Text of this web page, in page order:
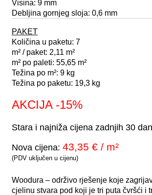
Visina: 9 mm
Debljina gornjeg sloja: 0,6 mm
PAKET
Količina u paketu: 7
m² / paket: 2,11 m²
m² po paleti: 55,65 m²
Težina po m²: 9 kg
Težina po paketu: 19,3 kg
AKCIJA -15%
Stara i najniža cijena zadnjih 30
Nova cijena: 43,35 € / m²
(PDV uključen u cijenu)
Woodura – održivo rješenje koje
cjelinu stvara pod koji je tri puta čvršći i